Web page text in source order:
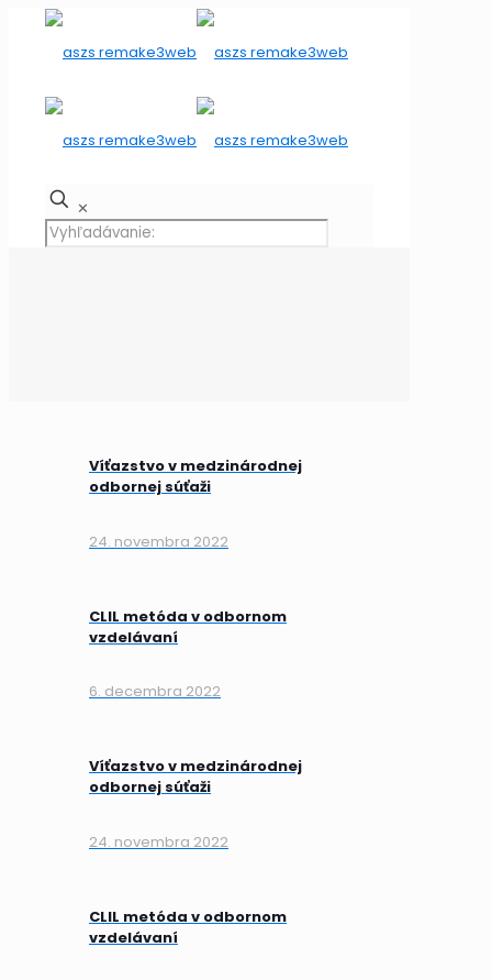
✕
Víťazstvo v medzinárodnej
odbornej súťaži
24. novembra 2022
CLIL metóda v odbornom
vzdelávaní
6. decembra 2022
Víťazstvo v medzinárodnej
odbornej súťaži
24. novembra 2022
CLIL metóda v odbornom
vzdelávaní